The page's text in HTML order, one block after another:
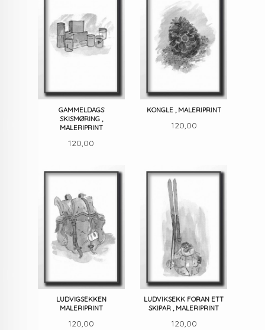
GAMMELDAGS
SKISMØRING ,
MALERIPRINT
Pris
120,00
KONGLE , MALERIPRINT
Pris
120,00
LUDVIGSEKKEN
MALERIPRINT
Pris
120,00
LUDVIKSEKK FORAN ETT
SKIPAR , MALERIPRINT
Pris
120,00